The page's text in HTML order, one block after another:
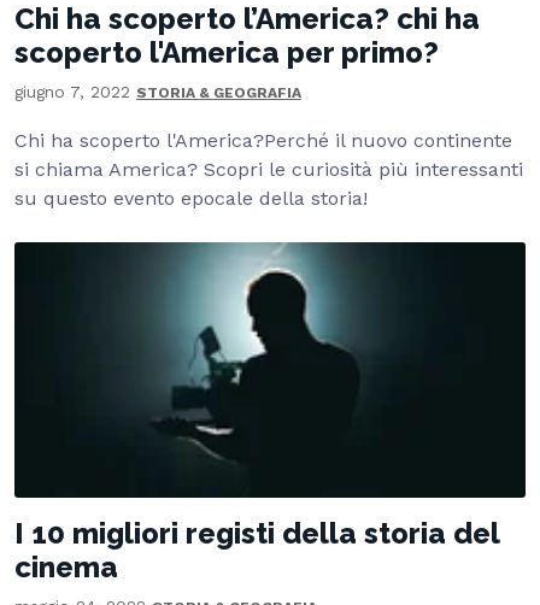
Chi ha scoperto l’America? chi ha
scoperto l'America per primo?
giugno 7, 2022 STORIA & GEOGRAFIA
Chi ha scoperto l'America?Perché il nuovo continente
si chiama America? Scopri le curiosità più interessanti
su questo evento epocale della storia!
I 10 migliori registi della storia del
cinema